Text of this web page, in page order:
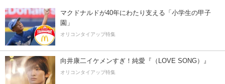
マクドナルドが40年にわたり支える「小学生の甲子
園」
オリコンタイアップ特集
向井康二イケメンすぎ！純愛『（LOVE SONG）』
オリコンタイアップ特集